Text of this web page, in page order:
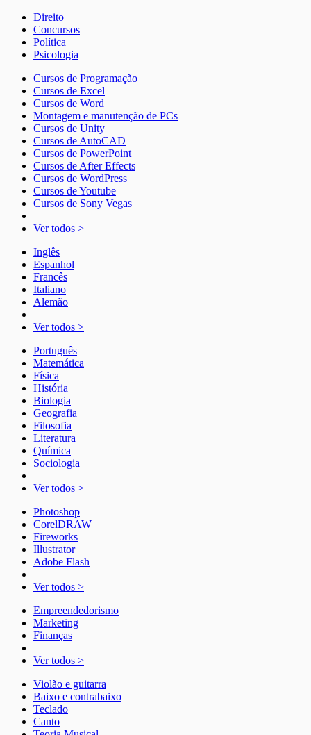
Direito
Concursos
Política
Psicologia
Cursos de Programação
Cursos de Excel
Cursos de Word
Montagem e manutenção de PCs
Cursos de Unity
Cursos de AutoCAD
Cursos de PowerPoint
Cursos de After Effects
Cursos de WordPress
Cursos de Youtube
Cursos de Sony Vegas
Ver todos >
Inglês
Espanhol
Francês
Italiano
Alemão
Ver todos >
Português
Matemática
Física
História
Biologia
Geografia
Filosofia
Literatura
Química
Sociologia
Ver todos >
Photoshop
CorelDRAW
Fireworks
Illustrator
Adobe Flash
Ver todos >
Empreendedorismo
Marketing
Finanças
Ver todos >
Violão e guitarra
Baixo e contrabaixo
Teclado
Canto